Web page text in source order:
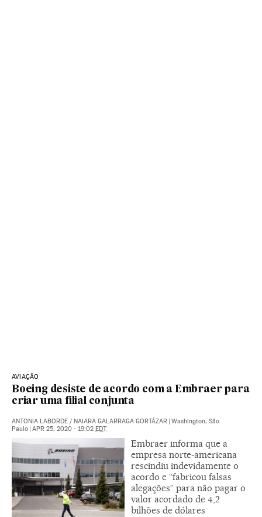
AVIAÇÃO
Boeing desiste de acordo com a Embraer para
criar uma filial conjunta
ANTONIA LABORDE / NAIARA GALARRAGA GORTÁZAR Washington, São
Paulo APR 25, 2020 - 19:02 EDT
Embraer informa que a
empresa norte-americana
rescindiu indevidamente o
acordo e “fabricou falsas
alegações” para não pagar o
valor acordado de 4,2
bilhões de dólares